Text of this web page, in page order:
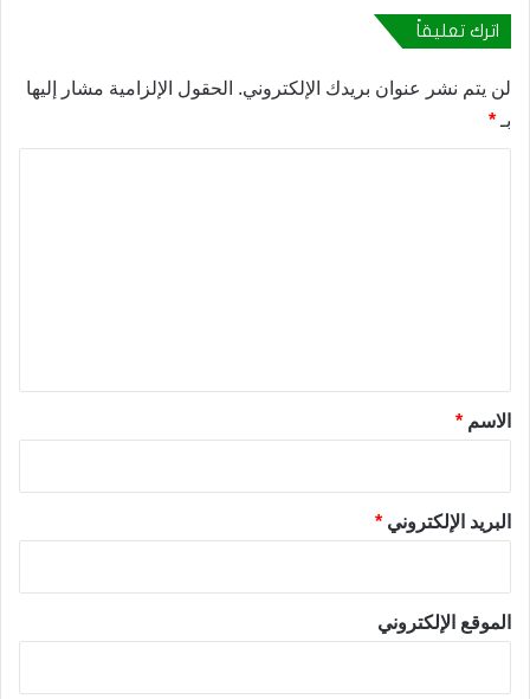
اترك تعليقاً
لن يتم نشر عنوان بريدك الإلكتروني. الحقول الإلزامية مشار إليها
بـ *
*الاسم *
البريد الإلكتروني *
الموقع الإلكتروني